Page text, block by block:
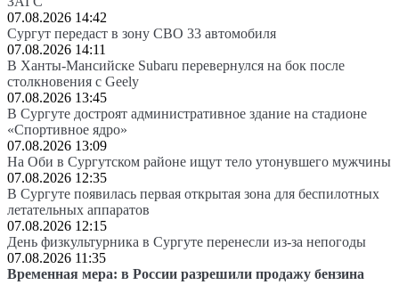
07.08.2026 14:42
Сургут передаст в зону СВО 33 автомобиля
07.08.2026 14:11
В Ханты-Мансийске Subaru перевернулся на бок после
столкновения с Geely
07.08.2026 13:45
В Сургуте достроят административное здание на стадионе
«Спортивное ядро»
07.08.2026 13:09
На Оби в Сургутском районе ищут тело утонувшего мужчины
07.08.2026 12:35
В Сургуте появилась первая открытая зона для беспилотных
летательных аппаратов
07.08.2026 12:15
День физкультурника в Сургуте перенесли из-за непогоды
07.08.2026 11:35
Временная мера: в России разрешили продажу бензина